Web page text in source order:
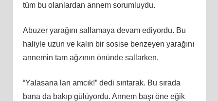
tüm bu olanlardan annem sorumluydu.
Abuzer yarağını sallamaya devam ediyordu. Bu
haliyle uzun ve kalın bir sosise benzeyen yarağını
annemin tam ağzının önünde sallarken,
“Yalasana lan amcık!” dedi sırıtarak. Bu sırada
bana da bakıp gülüyordu. Annem başı öne eğik